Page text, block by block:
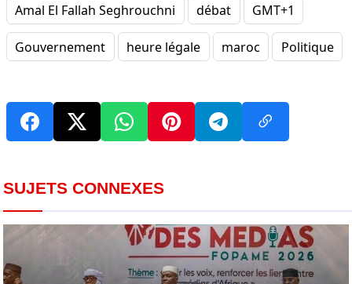
Amal El Fallah Seghrouchni débat GMT+1
Gouvernement heure légale maroc Politique
SUJETS CONNEXES